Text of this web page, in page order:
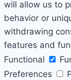
will allow us to
behavior or
withdrawing
features and
Functional
Preferences